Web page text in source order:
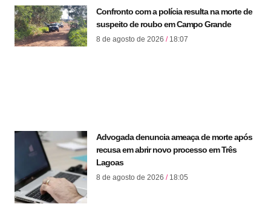
Confronto com a polícia resulta na morte de
suspeito de roubo em Campo Grande
8 de agosto de 2026 18:07
Advogada denuncia ameaça de morte após
recusa em abrir novo processo em Três
Lagoas
8 de agosto de 2026 18:05